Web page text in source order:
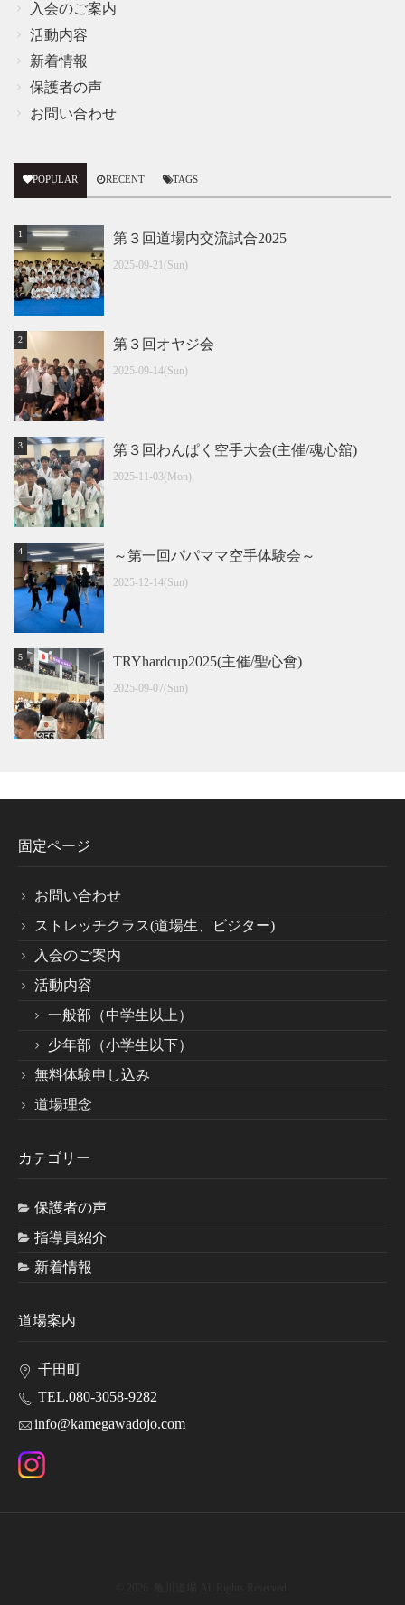
入会のご案内
活動内容
新着情報
保護者の声
お問い合わせ
POPULAR RECENT TAGS
第３回道場内交流試合2025
2025-09-21(Sun)
第３回オヤジ会
2025-09-14(Sun)
第３回わんぱく空手大会(主催/魂心舘)
2025-11-03(Mon)
～第一回パパママ空手体験会～
2025-12-14(Sun)
TRYhardcup2025(主催/聖心會)
2025-09-07(Sun)
固定ページ
お問い合わせ
ストレッチクラス(道場生、ビジター)
入会のご案内
活動内容
一般部（中学生以上）
少年部（小学生以下）
無料体験申し込み
道場理念
カテゴリー
保護者の声
指導員紹介
新着情報
道場案内
千田町
TEL.080-3058-9282
info@kamegawadojo.com